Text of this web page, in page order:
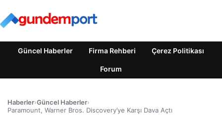
Güncel Haberler Firma Rehberi Çerez Politikası
Forum
Haberler›Güncel Haberler›
Paramount, Warner Bros. Discovery’ye Karşı Dava Açtı